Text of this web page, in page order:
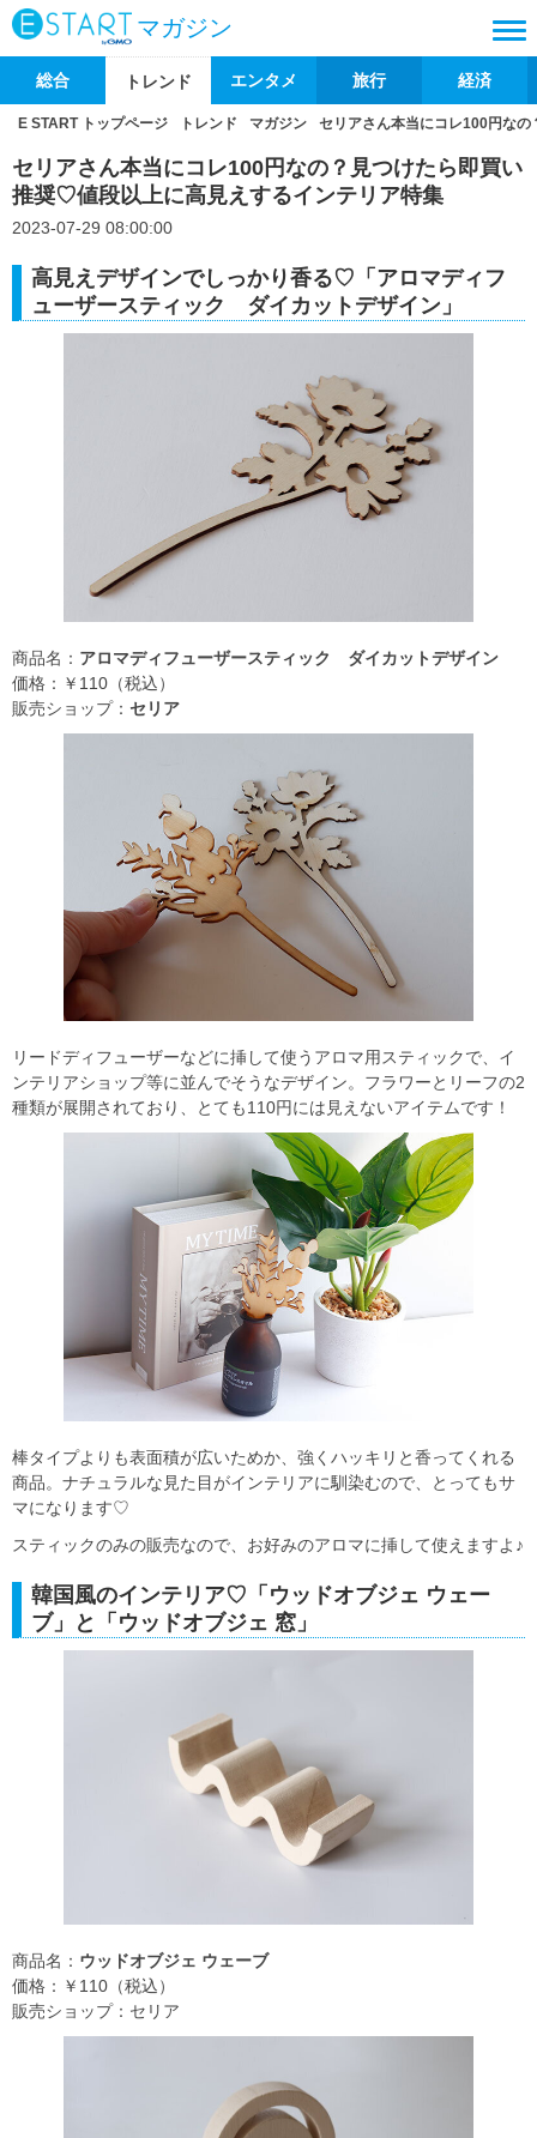
マガジン
総合 トレンド エンタメ 旅行 経済
E START トップページ トレンド マガジン セリアさん本当にコレ100円な
セリアさん本当にコレ100円なの？見つけたら即買い
推奨♡値段以上に高見えするインテリア特集
2023-07-29 08:00:00
高見えデザインでしっかり香る♡「アロマディフ
ューザースティック ダイカットデザイン」
商品名： アロマディフューザースティック ダイカットデザイン
価格：￥110（税込）
販売ショップ： セリア
リードディフューザーなどに挿して使うアロマ用スティックで、イ
ンテリアショップ等に並んでそうなデザイン。フラワーとリーフの2
種類が展開されており、とても110円には見えないアイテムです！
棒タイプよりも表面積が広いためか、強くハッキリと香ってくれる
商品。ナチュラルな見た目がインテリアに馴染むので、とってもサ
マになります♡
スティックのみの販売なので、お好みのアロマに挿して使えますよ♪
韓国風のインテリア♡「ウッドオブジェ ウェー
ブ」と「ウッドオブジェ 窓」
商品名： ウッドオブジェ ウェーブ
価格：￥110（税込）
販売ショップ：セリア